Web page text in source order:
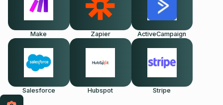
Make Zapier ActiveCampaign
Salesforce Hubspot Stripe